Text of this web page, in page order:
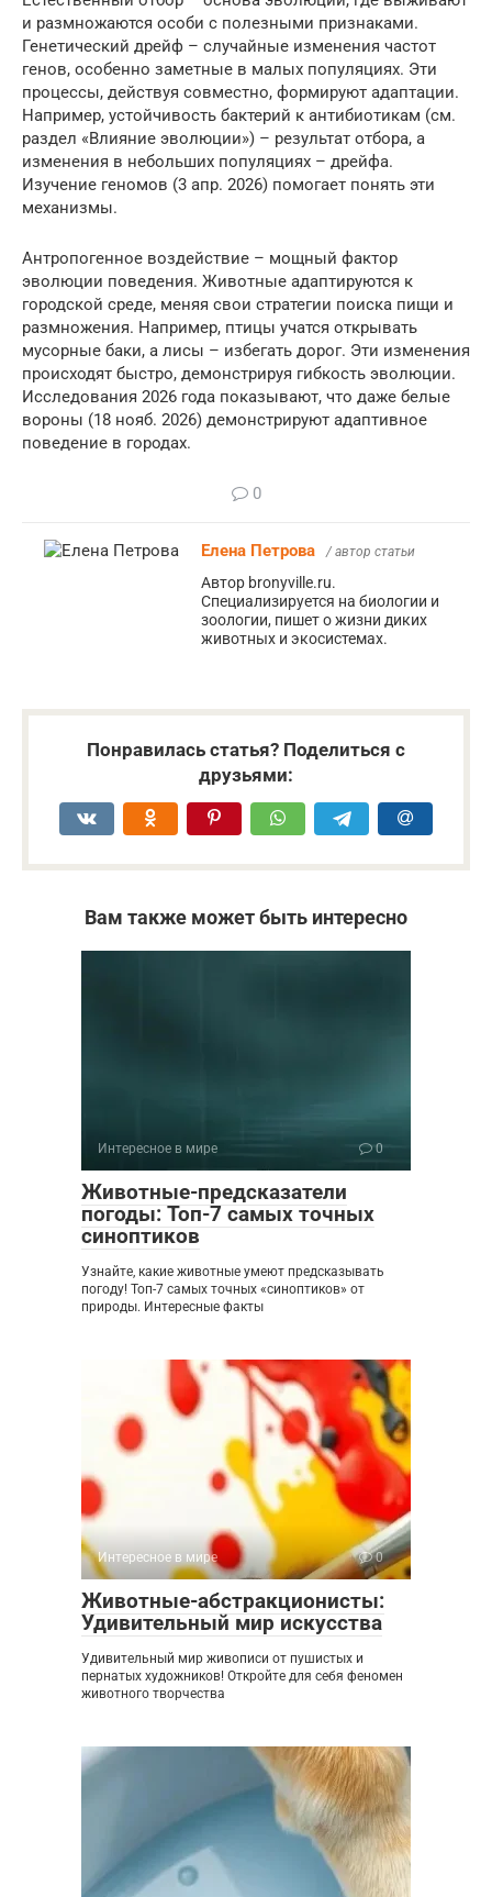
и размножаются особи с полезными признаками.
Генетический дрейф – случайные изменения частот
генов, особенно заметные в малых популяциях. Эти
процессы, действуя совместно, формируют адаптации.
Например, устойчивость бактерий к антибиотикам (см.
раздел «Влияние эволюции») – результат отбора, а
изменения в небольших популяциях – дрейфа.
Изучение геномов (3 апр. 2026) помогает понять эти
механизмы.
Антропогенное воздействие – мощный фактор
эволюции поведения. Животные адаптируются к
городской среде, меняя свои стратегии поиска пищи и
размножения. Например, птицы учатся открывать
мусорные баки, а лисы – избегать дорог. Эти изменения
происходят быстро, демонстрируя гибкость эволюции.
Исследования 2026 года показывают, что даже белые
вороны (18 нояб. 2026) демонстрируют адаптивное
поведение в городах.
0
Елена Петрова / автор статьи
Автор bronyville.ru.
Специализируется на биологии и
зоологии, пишет о жизни диких
животных и экосистемах.
Понравилась статья? Поделиться с
друзьями:
Вам также может быть интересно
Интересное в мире 0
Животные-предсказатели
погоды: Топ-7 самых точных
синоптиков
Узнайте, какие животные умеют предсказывать
погоду! Топ-7 самых точных «синоптиков» от
природы. Интересные факты
Интересное в мире 0
Животные-абстракционисты:
Удивительный мир искусства
Удивительный мир живописи от пушистых и
пернатых художников! Откройте для себя феномен
животного творчества